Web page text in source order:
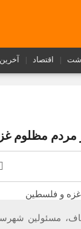
اقتصاد
مردم مظلوم
مسئولین